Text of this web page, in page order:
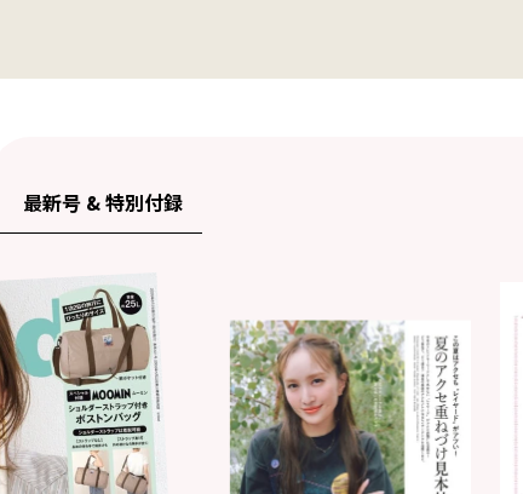
最新号 & 特別付録